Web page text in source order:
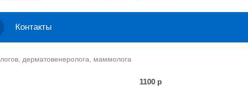
Контакты
дерматовенеролога, маммолога
1100 р